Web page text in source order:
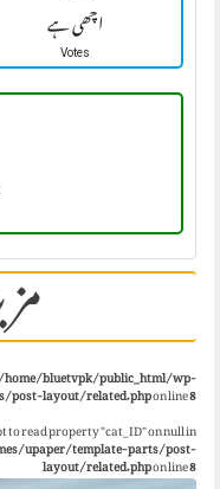
اچھی ہے
Votes
bluetvpk/public_html/wp-
post-layout/related.phpon line8
to read property "cat_ID" on null in
upaper/template-parts/post-
layout/related.phpon line8